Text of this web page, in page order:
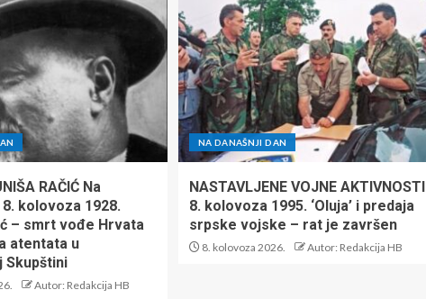
RAČIĆ Na
kolovoza 1928.
– smrt vođe Hrvata
atentata u
Skupštini
Autor: Redakcija HB
NA DANAŠNJI DAN
NASTAVLJENE VOJNE AKTIVNOSTI
8. kolovoza 1995. ‘Oluja’ i predaja
srpske vojske – rat je završen
8. kolovoza 2026. Autor: Redakcija HB